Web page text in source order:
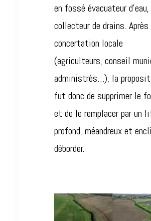
en fossé évacuateur d’eau,
collecteur de drains. Après
concertation locale
(agriculteurs, conseil
administrés…), la
fut donc de supprimer le
et de le remplacer par un
profond, méandreux et
déborder.